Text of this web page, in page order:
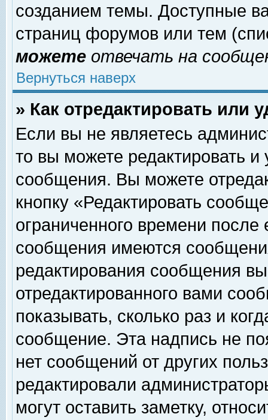
созданием темы. Доступные
страниц форумов или тем
можете отвечать на
Вернуться наверх
» Как отредактировать или
Если вы не являетесь
то вы можете редактировать и
сообщения. Вы можете
кнопку «Редактировать
ограниченного времени
сообщения имеются
редактирования сообщения
отредактированного вами
показывать, сколько раз и
сообщение. Эта надпись не
нет сообщений от других
редактировали
могут оставить заметку,